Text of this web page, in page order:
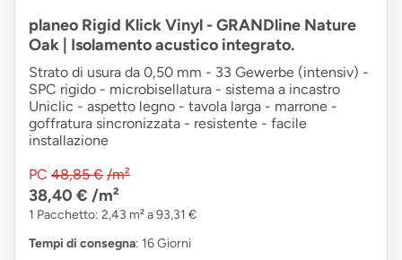
planeo Rigid Klick Vinyl - GRANDline Nature
Oak | Isolamento acustico integrato.
Strato di usura da 0,50 mm - 33 Gewerbe (intensiv) -
SPC rigido - microbisellatura - sistema a incastro
Uniclic - aspetto legno - tavola larga - marrone -
goffratura sincronizzata - resistente - facile
installazione
PC 48,85 € /m²
38,40 € /m²
1 Pacchetto: 2,43 m² a 93,31 €
Tempi di consegna: 16 Giorni